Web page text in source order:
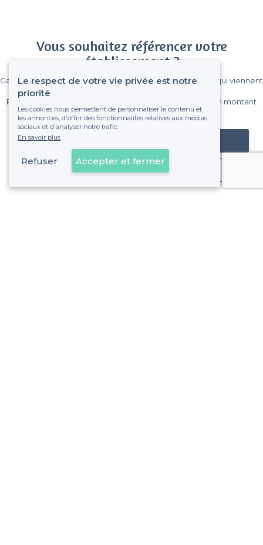
Vous souhaitez référencer votre
établissement ?
Gagnez de nombreux clients parmi le million de visiteurs qui viennent
Pas de commissions et sans engagement, vous payez un montant
fixe sans risque de voir déraper la facture.
Référencer mon établissement
Déjà client
Le respect de votre vie privée est notre
priorité
Les cookies nous permettent de personnaliser le contenu et
les annonces, d'offrir des fonctionnalités relatives aux médias
sociaux et d'analyser notre trafic.
En savoir plus
Refuser Accepter et fermer